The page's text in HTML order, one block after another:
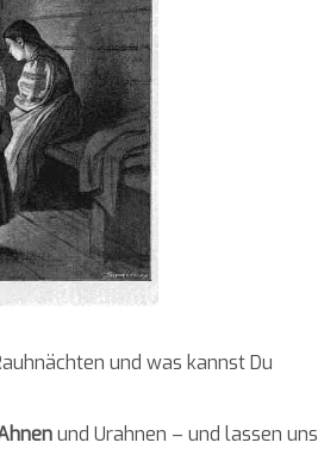
und was kannst Du
und Urahnen – und lassen uns